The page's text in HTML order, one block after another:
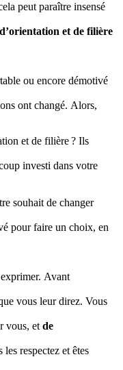
peut paraître insensé
et de filière
ou encore démotivé
ont changé. Alors,
et de filière ? Ils
investi dans votre
souhait de changer
pour faire un choix, en
Avant
vous leur direz. Vous
vous, et de
respectez et êtes